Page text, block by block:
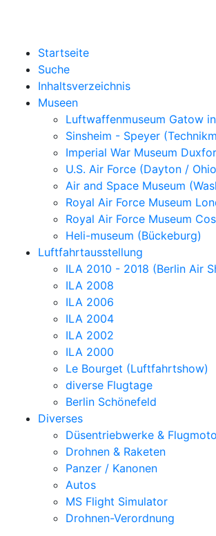
Startseite
Suche
Inhaltsverzeichnis
Museen
Luftwaffenmuseum Gatow
Sinsheim - Speyer
Imperial War Museum
U.S. Air Force (Dayton /
Air and Space Museum
Royal Air Force Museum
Royal Air Force Museum
Heli-museum (Bückeburg)
Luftfahrtausstellung
ILA 2010 - 2018 (Berlin Air
ILA 2008
ILA 2006
ILA 2004
ILA 2002
ILA 2000
Le Bourget (Luftfahrtshow)
diverse Flugtage
Berlin Schönefeld
Diverses
Düsentriebwerke &
Drohnen & Raketen
Panzer / Kanonen
Autos
MS Flight Simulator
Drohnen-Verordnung